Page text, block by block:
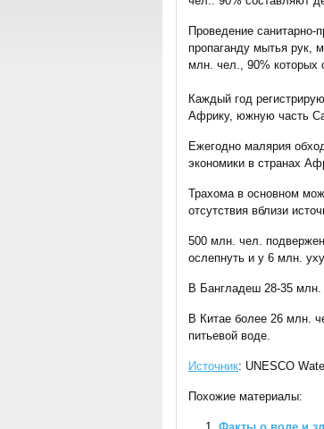
Проведение санитарно-
пропаганду мытья рук,
млн. чел., 90% которых
Каждый год
Африку, южную часть
Ежегодно малярия
экономики в странах
Трахома в основном
отсутствия вблизи
500 млн. чел.
ослепнуть и у 6 млн.
В Бангладеш 28-35
В Китае более 26 млн.
питьевой воде.
Источник: UNESCO
Похожие материалы: